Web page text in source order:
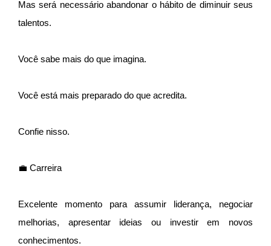
Mas será necessário abandonar o hábito de diminuir seus
talentos.
Você sabe mais do que imagina.
Você está mais preparado do que acredita.
Confie nisso.
💼 Carreira
Excelente momento para assumir liderança, negociar
melhorias, apresentar ideias ou investir em novos
conhecimentos.